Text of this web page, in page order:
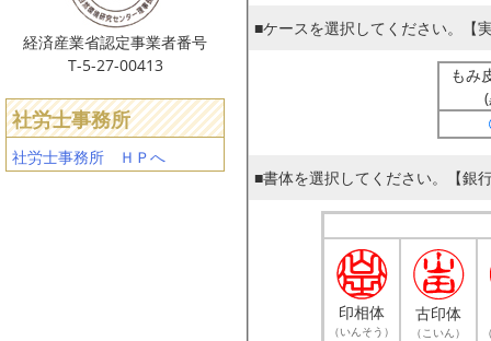
■ケースを選択してください。【
もみ
■書体を選択してください。【銀
印相体
（いんそう）
古印体
（こいん）
経済産業省認定事業者番号
T-5-27-00413
社労士事務所
社労士事務所 ＨＰへ